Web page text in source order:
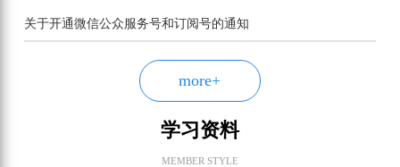
关于开通微信公众服务号和订阅号的通知
more+
学习资料
MEMBER STYLE